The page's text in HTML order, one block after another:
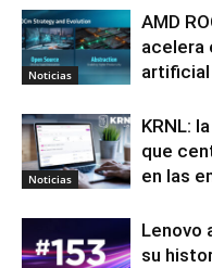
Noticias
AMD
acelera
artificial
Noticias
KRNL:
que
en las
Lenovo
su